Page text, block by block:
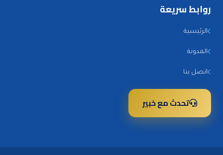
روابط سريعة
الرئيسية
المدونة
اتصل بنا
تحدث مع خبير